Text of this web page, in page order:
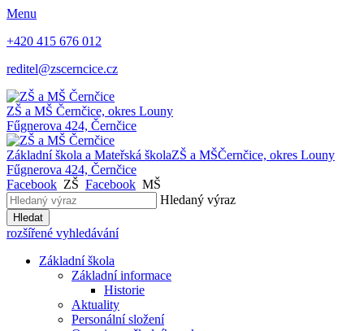
Menu
+420 415 676 012
reditel@zscerncice.cz
ZŠ a MŠ Černčice, okres Louny
Fűgnerova 424, Černčice
Základní škola a Mateřská školaZŠ a MŠČernčice, okres Louny
Fűgnerova 424, Černčice
Facebook ZŠ Facebook MŠ
Hledaný výraz
Hledat
rozšířené vyhledávání
Základní škola
Základní informace
Historie
Aktuality
Personální složení